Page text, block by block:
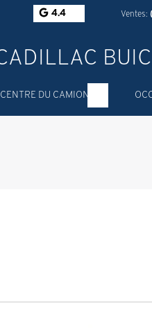
4.4 Ventes:
CENTRE DU CAMION